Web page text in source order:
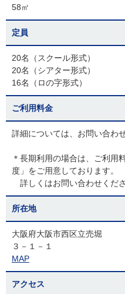
58㎡
定員
20名（スクール形式）
20名（シアター形式）
16名（ロの字形式）
ご利用料金
詳細については、お問い合わ
＊長期利用の場合は、ご利用
度」をご用意しております。
詳しくはお問い合わせくださ
所在地
大阪府大阪市西区立売堀
３－１－１
MAP
アクセス